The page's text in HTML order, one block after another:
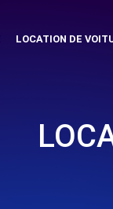
LOCATION DE